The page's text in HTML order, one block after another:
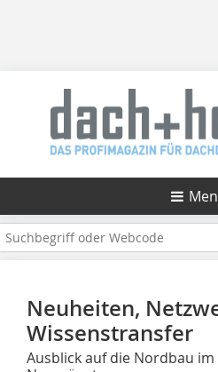
Neuheiten,
Wissenstransfer
Ausblick auf die Nordbau